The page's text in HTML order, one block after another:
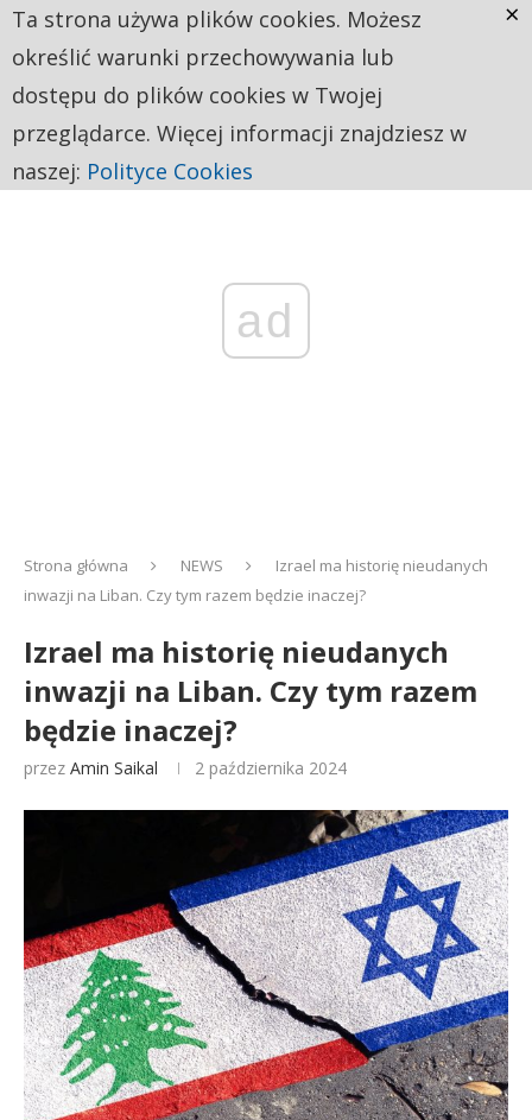
ad
Strona główna NEWS
Izrael ma historię nieudanych
inwazji na Liban. Czy tym razem będzie inaczej?
Izrael ma historię nieudanych
inwazji na Liban. Czy tym razem
będzie inaczej?
przez Amin Saikal 2 października 2024
Ta strona używa plików cookies. Możesz
określić warunki przechowywania lub
dostępu do plików cookies w Twojej
przeglądarce. Więcej informacji znajdziesz w
naszej: Polityce Cookies
×